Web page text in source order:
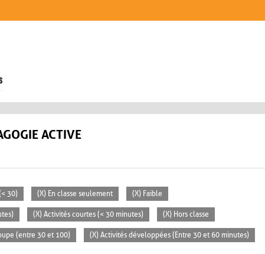
ACTIVE
30) (X) En classe seulement (X) Faible
(X) Activités courtes (< 30 minutes) (X) Hors classe
(entre 30 et 100) (X) Activités développées (Entre 30 et 60 minutes)